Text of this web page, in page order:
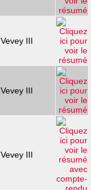
Vevey III
Vevey III
Vevey III